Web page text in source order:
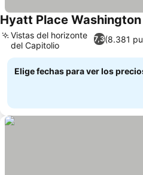
Hyatt Place
7,3(8.381
Vistas del horizonte
del Capitolio
Elige fechas para ver los